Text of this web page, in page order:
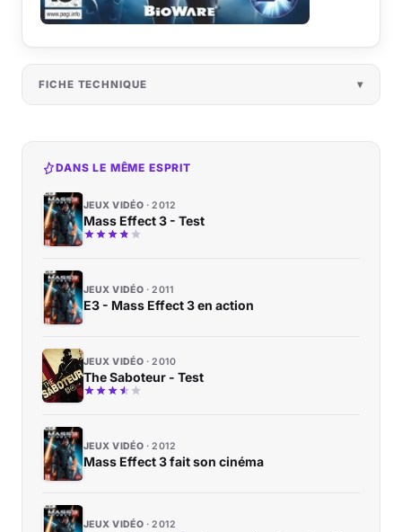
FICHE TECHNIQUE
DANS LE MÊME ESPRIT
JEUX VIDÉO 2012
Mass Effect 3 - Test
JEUX VIDÉO 2011
E3 - Mass Effect 3 en action
JEUX VIDÉO 2010
The Saboteur - Test
JEUX VIDÉO 2012
Mass Effect 3 fait son cinéma
JEUX VIDÉO 2012